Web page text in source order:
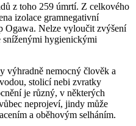
z toho 259 úmrtí. Z celkového
izolace gramnegativní
Ogawa. Nelze vyloučit zvýšení
sníženými hygienickými
výhradně nemocný člověk a
stolicí nebi zvratky
je různý, v některých
neprojeví, jindy může
a oběhovým selháním.